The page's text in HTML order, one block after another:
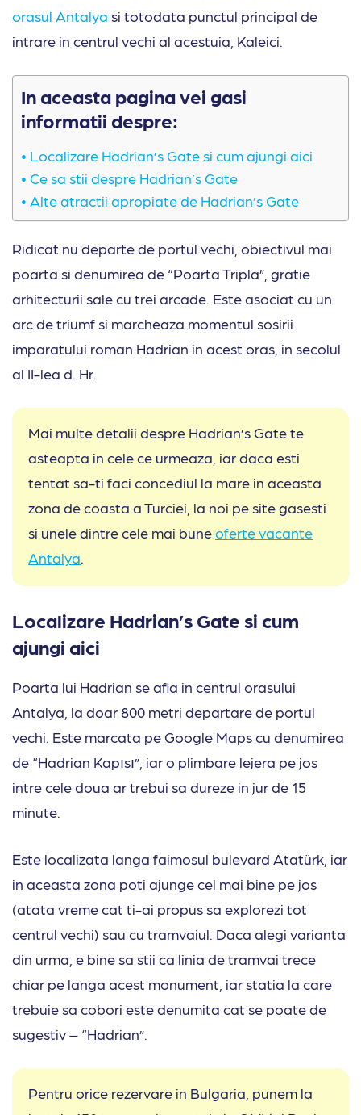
orasul Antalya si totodata punctul principal de
intrare in centrul vechi al acestuia, Kaleici.
In aceasta pagina vei gasi
informatii despre:
Localizare Hadrian’s Gate si cum ajungi aici
Ce sa stii despre Hadrian’s Gate
Alte atractii apropiate de Hadrian’s Gate
Ridicat nu departe de portul vechi, obiectivul mai
poarta si denumirea de “Poarta Tripla”, gratie
arhitecturii sale cu trei arcade. Este asociat cu un
arc de triumf si marcheaza momentul sosirii
imparatului roman Hadrian in acest oras, in secolul
al II-lea d. Hr.
Mai multe detalii despre Hadrian’s Gate te
asteapta in cele ce urmeaza, iar daca esti
tentat sa-ti faci concediul la mare in aceasta
zona de coasta a Turciei, la noi pe site gasesti
si unele dintre cele mai buneoferte vacante
Antalya
Localizare Hadrian’s Gate si cum
ajungi aici
Poarta lui Hadrian se afla in centrul orasului
Antalya, la doar 800 metri departare de portul
vechi. Este marcata pe Google Maps cu denumirea
de “Hadrian Kapısı”, iar o plimbare lejera pe jos
intre cele doua ar trebui sa dureze in jur de 15
minute.
Este localizata langa faimosul bulevard Atatürk, iar
in aceasta zona poti ajunge cel mai bine pe jos
(atata vreme cat ti-ai propus sa explorezi tot
centrul vechi) sau cu tramvaiul. Daca alegi varianta
din urma, e bine sa stii ca linia de tramvai trece
chiar pe langa acest monument, iar statia la care
trebuie sa cobori este denumita cat se poate de
sugestiv – “Hadrian”.
Pentru orice rezervare in Bulgaria, punem la